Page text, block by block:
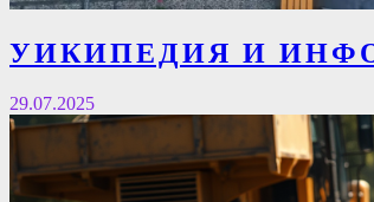
УИКИПЕДИЯ И
29.07.2025